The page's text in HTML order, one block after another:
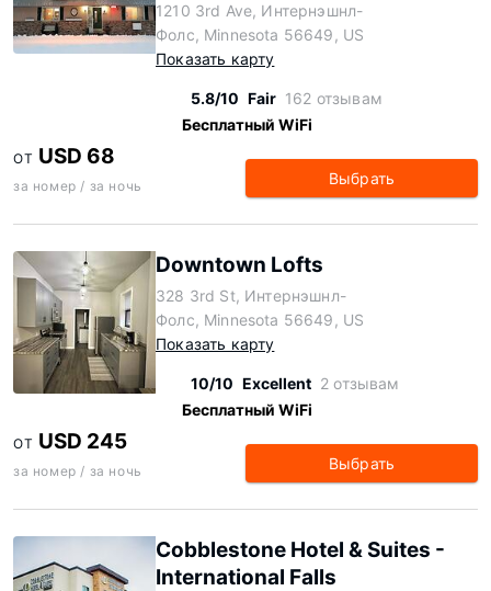
1210 3rd Ave, Интернэшнл-
Фолс, Minnesota 56649, US
Показать карту
5.8/10 Fair 162 отзывам
Бесплатный WiFi
ОТ USD 68
за номер / за ночь Выбрать
Downtown Lofts
328 3rd St, Интернэшнл-
Фолс, Minnesota 56649, US
Показать карту
10/10 Excellent 2 отзывам
Бесплатный WiFi
ОТ USD 245
за номер / за ночь Выбрать
Cobblestone Hotel & Suites -
International Falls